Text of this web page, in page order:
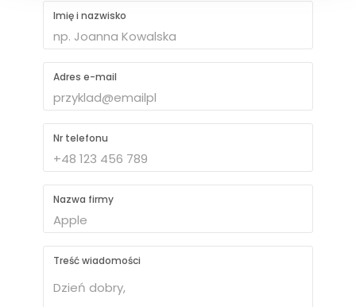
Imię i nazwisko
Adres e-mail
Nr telefonu
Nazwa firmy
Treść wiadomości